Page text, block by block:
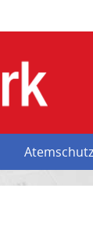
Atemschutz